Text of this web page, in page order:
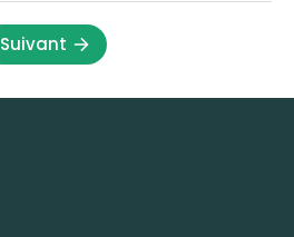
Suivant